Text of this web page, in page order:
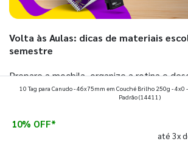
Volta às Aulas: dicas de materiais
semestre
Prepare a mochila, organize a rotina e
que fazem toda diferença para começar
10 Tag para Canudo - 46x75mm em Couché Brilho 250g - 4x0
Padrão(14411)
10% OFF*
até 3x